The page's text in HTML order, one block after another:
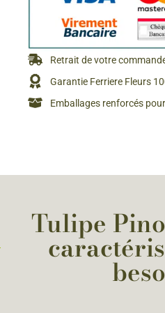
Retrait de votre
Garantie Ferriere Fleurs
Emballages renforcés
Tulipe